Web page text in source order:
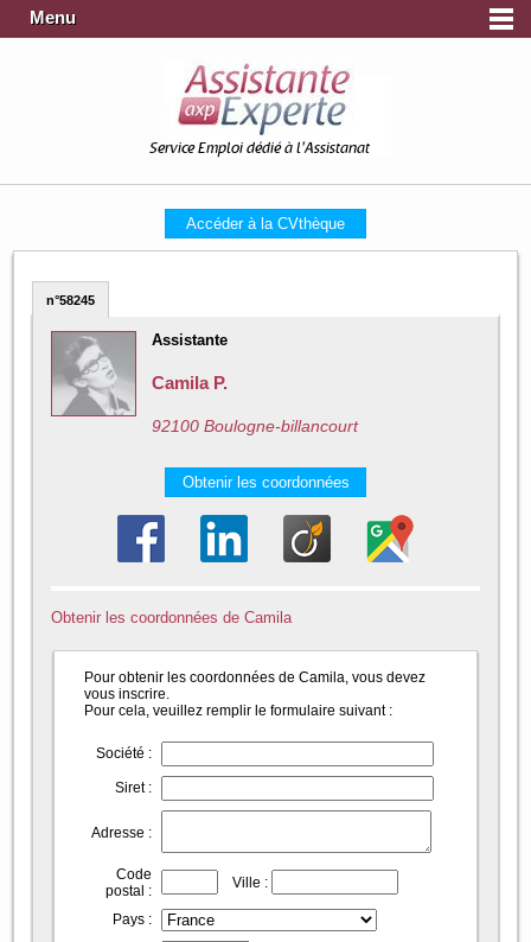
Menu
Service Emploi dédié à l'Assistanat
Accéder à la CVthèque
n°58245
Assistante
Camila P.
92100 Boulogne-billancourt
Obtenir les coordonnées
Obtenir les coordonnées de Camila
Pour obtenir les coordonnées de Camila, vous devez
vous inscrire.
Pour cela, veuillez remplir le formulaire suivant :
Société :
Siret :
Adresse :
Code
postal :
Ville :
Pays :